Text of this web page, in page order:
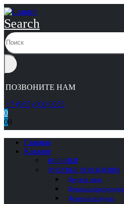
Search
ПОЗВОНИТЕ НАМ
+7 (965) 000 9055
0
00
Главная
Каталог
НОВИНКИ
ДУШЕВЫЕ ОГРАЖДЕНИЯ
Двери в нишу
Душевые перегородки
Душевые поддоны